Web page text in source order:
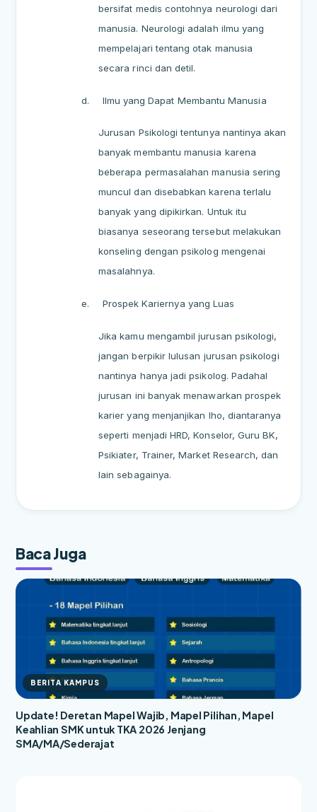
bersifat medis contohnya neurologi dari
manusia. Neurologi adalah ilmu yang
mempelajari tentang otak manusia
secara rinci dan detil.
d. Ilmu yang Dapat Membantu Manusia
Jurusan Psikologi tentunya nantinya akan
banyak membantu manusia karena
beberapa permasalahan manusia sering
muncul dan disebabkan karena terlalu
banyak yang dipikirkan. Untuk itu
biasanya seseorang tersebut melakukan
konseling dengan psikolog mengenai
masalahnya.
e. Prospek Kariernya yang Luas
Jika kamu mengambil jurusan psikologi,
jangan berpikir lulusan jurusan psikologi
nantinya hanya jadi psikolog. Padahal
jurusan ini banyak menawarkan prospek
karier yang menjanjikan lho, diantaranya
seperti menjadi HRD, Konselor, Guru BK,
Psikiater, Trainer, Market Research, dan
lain sebagainya.
Baca Juga
BERITA KAMPUS
Update! Deretan Mapel Wajib, Mapel Pilihan, Mapel
Keahlian SMK untuk TKA 2026 Jenjang
SMA/MA/Sederajat